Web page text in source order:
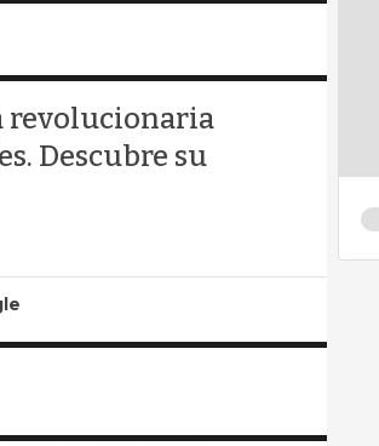
revolucionaria
Descubre su